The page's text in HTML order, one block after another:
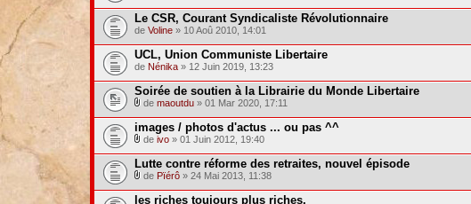
Le CSR, Courant Syndicaliste Révolutionnaire
de Voline» 10 Aoû 2010, 14:01
UCL, Union Communiste Libertaire
de Nénika» 12 Juin 2019, 13:23
Soirée de soutien à la Librairie du Monde Libertaire
de maoutdu» 01 Mar 2020, 17:11
images / photos d'actus ... ou pas ^^
de ivo» 01 Juin 2012, 19:40
Lutte contre réforme des retraites, nouvel épisode
de Pïérô» 24 Mai 2013, 11:38
les riches toujours plus riches.